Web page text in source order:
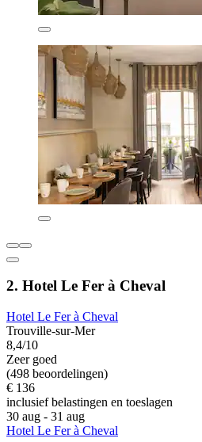
2. Hotel Le Fer à Cheval
Hotel Le Fer à Cheval
Trouville-sur-Mer
8,4/10
Zeer goed
(498 beoordelingen)
€ 136
inclusief belastingen en toeslagen
30 aug - 31 aug
Hotel Le Fer à Cheval